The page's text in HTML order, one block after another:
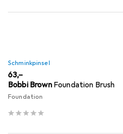
Schminkpinsel
EUR
63,–
Bobbi Brown Foundation Brush
Foundation